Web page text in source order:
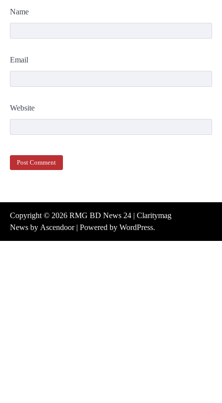
Name
Email
Website
Copyright © 2026 RMG BD News 24 | Claritymag
News by Ascendoor| Powered by WordPress.